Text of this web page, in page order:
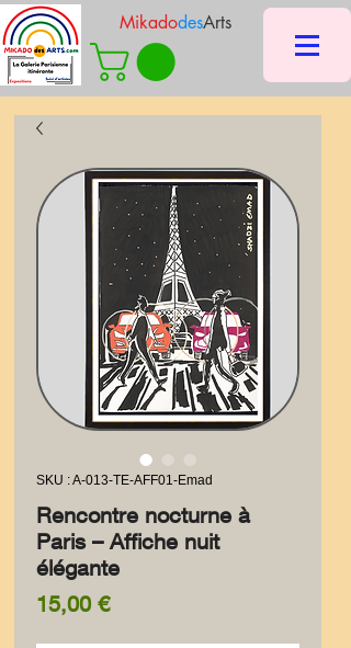
MikadodesArts
SKU : A-013-TE-AFF01-Emad
Rencontre nocturne à
Paris – Affiche nuit
élégante
15,00 €Prix